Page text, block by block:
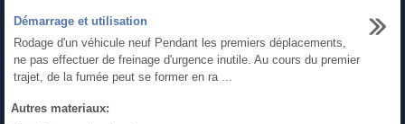
Démarrage et utilisation
Rodage d'un véhicule neuf Pendant les premiers déplacements,
ne pas effectuer de freinage d'urgence inutile. Au cours du premier
trajet, de la fumée peut se former en ra ...
Autres materiaux: